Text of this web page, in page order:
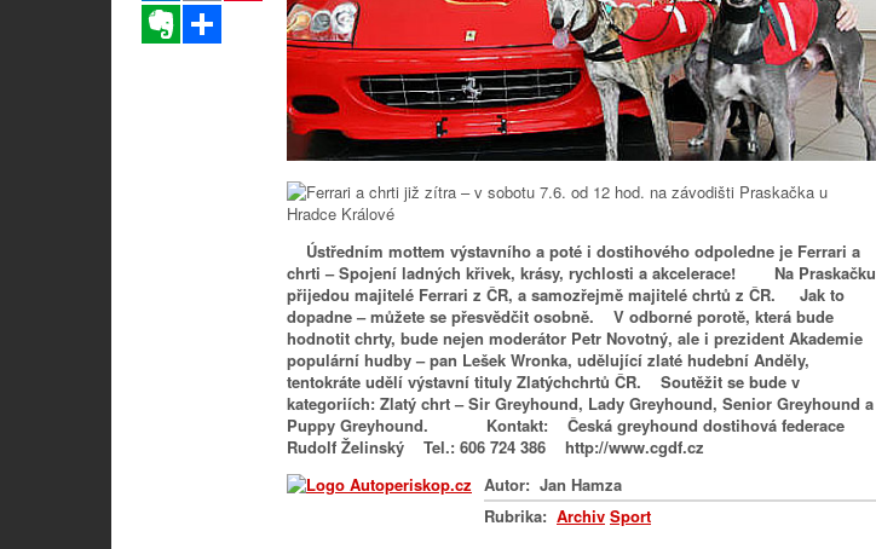
Evernote
Ústředním mottem výstavního a poté i dostihového odpoledne je Ferrari a
chrti – Spojení ladných křivek, krásy, rychlosti a akcelerace! Na Praskačku
přijedou majitelé Ferrari z ČR, a samozřejmě majitelé chrtů z ČR. Jak to
dopadne – můžete se přesvědčit osobně. V odborné porotě, která bude
hodnotit chrty, bude nejen moderátor Petr Novotný, ale i prezident Akademie
populární hudby – pan Lešek Wronka, udělující zlaté hudební Anděly,
tentokráte udělí výstavní tituly Zlatýchchrtů ČR. Soutěžit se bude v
kategoriích: Zlatý chrt – Sir Greyhound, Lady Greyhound, Senior Greyhound a
Puppy Greyhound. Kontakt: Česká greyhound dostihová federace
Rudolf Želinský Tel.: 606 724 386 http://www.cgdf.cz
Autor: Jan Hamza
Rubrika: Archiv Sport